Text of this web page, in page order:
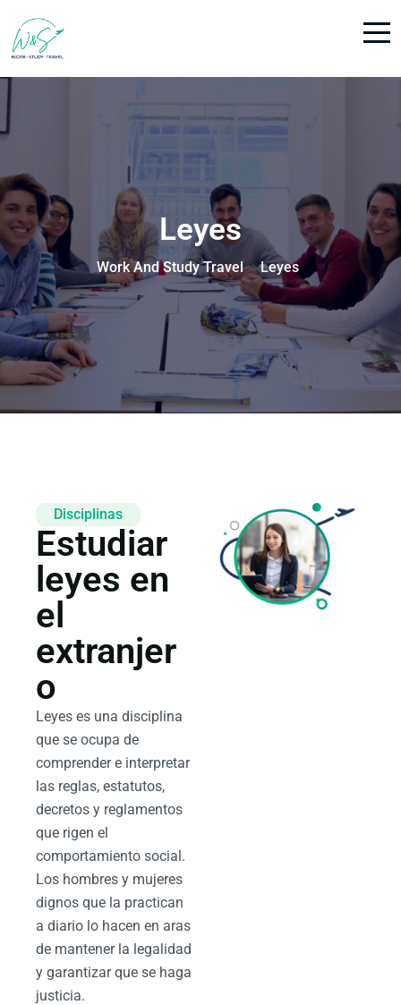
Leyes
Work And Study Travel >Leyes
Disciplinas
Estudiar
leyes en
el
extranjer
o
Leyes es una disciplina
que se ocupa de
comprender e interpretar
las reglas, estatutos,
decretos y reglamentos
que rigen el
comportamiento social.
Los hombres y mujeres
dignos que la practican
a diario lo hacen en aras
de mantener la legalidad
y garantizar que se haga
justicia.